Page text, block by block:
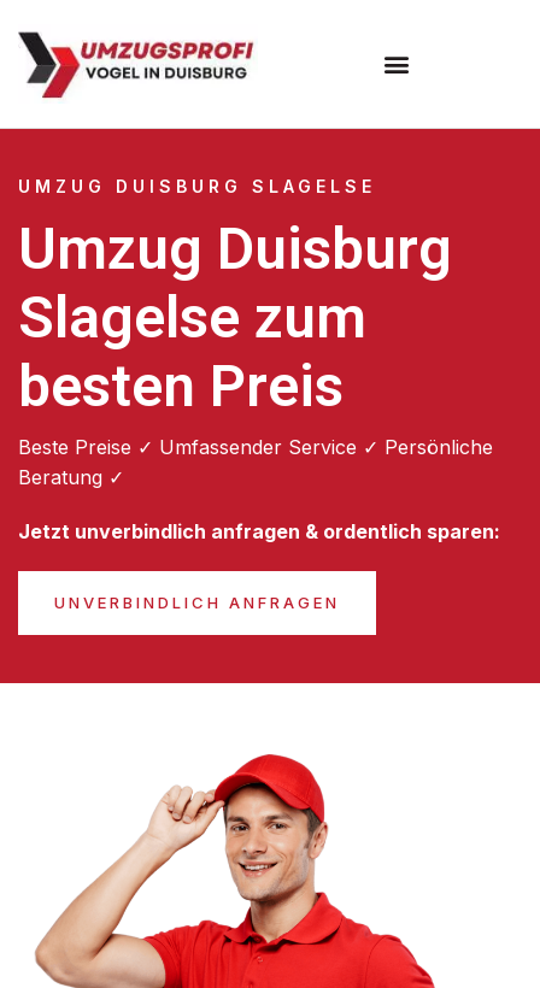
UMZUG DUISBURG SLAGELSE
Umzug Duisburg
Slagelse zum
besten Preis
Beste Preise ✓ Umfassender Service ✓ Persönliche
Beratung ✓
Jetzt unverbindlich anfragen & ordentlich sparen:
UNVERBINDLICH ANFRAGEN